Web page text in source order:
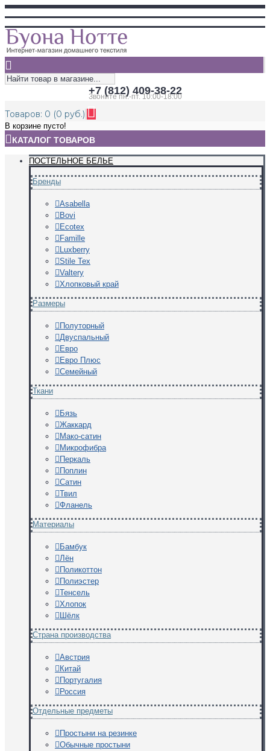
+7 (812) 409-38-22
Звоните пн.-пт. 10:00-18:00
Товаров: 0 (0 руб.)
В корзине пусто!
КАТАЛОГ ТОВАРОВ
ПОСТЕЛЬНОЕ БЕЛЬЕ
Бренды
Asabella
Bovi
Ecotex
Famille
Luxberry
Stile Tex
Valtery
Хлопковый край
Размеры
Полуторный
Двуспальный
Евро
Евро Плюс
Семейный
Ткани
Бязь
Жаккард
Мако-сатин
Микрофибра
Перкаль
Поплин
Сатин
Твил
Фланель
Материалы
Бамбук
Лён
Поликоттон
Полиэстер
Тенсель
Хлопок
Шёлк
Страна производства
Австрия
Китай
Португалия
Россия
Отдельные предметы
Простыни на резинке
Обычные простыни